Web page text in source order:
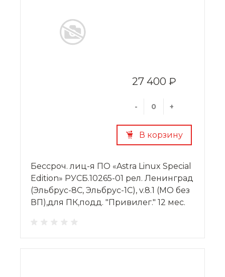
27 400 ₽
- +
В корзину
Бессроч. лиц-я ПО «Astra Linux Special
Edition» РУСБ.10265-01 рел. Ленинград
(Эльбрус-8С, Эльбрус-1С), v.8.1 (МО без
ВП),для ПК,подд. "Привилег." 12 мес.